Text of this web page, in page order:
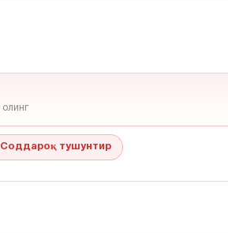
олинг
Соддароқ тушунтир